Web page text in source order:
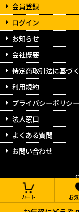
会員登録
ログイン
お知らせ
会社概要
特定商取引法に基づ
利用規約
プライバシーポリシー
法人窓口
よくある質問
お問い合わせ
カート お